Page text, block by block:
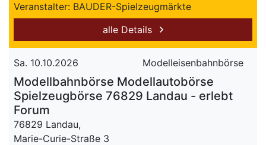
Veranstalter: BAUDER-Spielzeugmärkte
alle Details
Sa. 10.10.2026 Modelleisenbahnbörse
Modellbahnbörse Modellautobörse
Spielzeugbörse 76829 Landau - erlebt
Forum
76829 Landau,
Marie-Curie-Straße 3